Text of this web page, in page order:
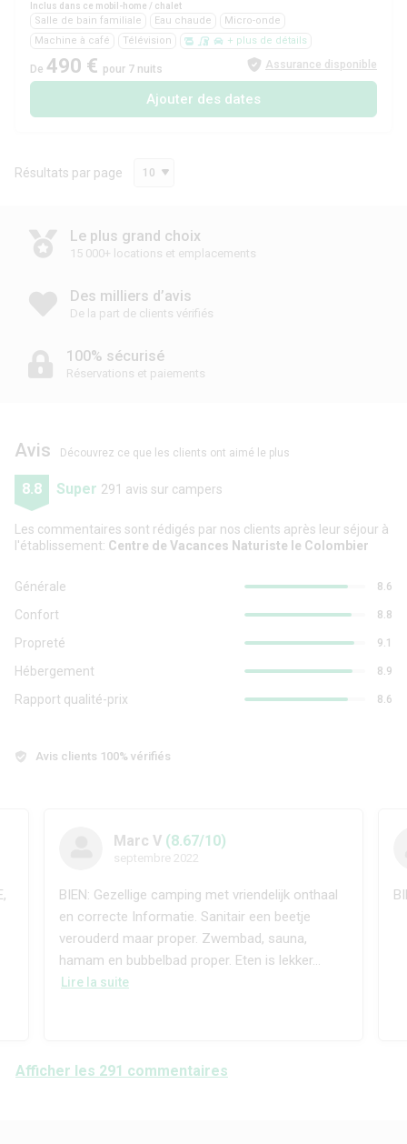
Inclus dans ce mobil-home / chalet
Salle de bain familiale Eau chaude
Micro-onde
Machine à café
Télévision + plus de détails
De 490 € pour 7 nuits Assurance disponible
Ajouter des dates
Résultats par page 10
Le plus grand choix
15 000+ locations et emplacements
Des milliers d’avis
De la part de clients vérifiés
100% sécurisé
Réservations et paiements
Avis Découvrez ce que les clients ont aimé le plus
8.8 Super 291 avis sur campers
Les commentaires sont rédigés par nos clients après leur séjour à
l'établissement: Centre de Vacances Naturiste le Colombier
Générale 8.6
Confort 8.8
Propreté 9.1
Hébergement 8.9
Rapport qualité-prix 8.6
Avis clients 100% vérifiés
Marc V (8.67/10)
septembre 2022
BIEN: Gezellige camping met vriendelijk onthaal
en correcte Informatie. Sanitair een beetje
verouderd maar proper. Zwembad, sauna,
hamam en bubbelbad proper. Eten is lekker...
Lire la suite
Afficher les 291 commentaires